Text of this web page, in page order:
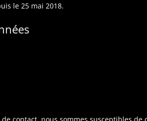
le 25 mai 2018.
contact, nous sommes susceptibles de